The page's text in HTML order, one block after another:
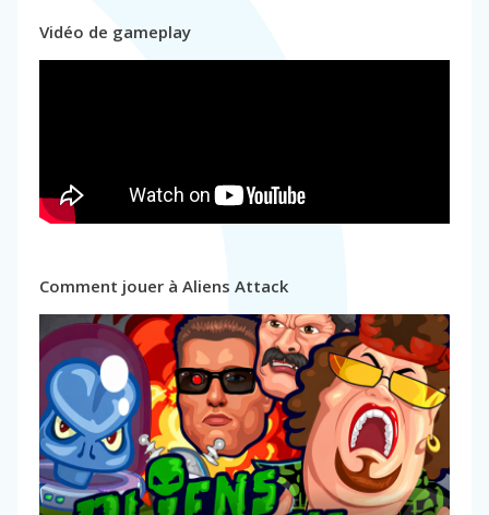
Vidéo de gameplay
Comment jouer à Aliens Attack